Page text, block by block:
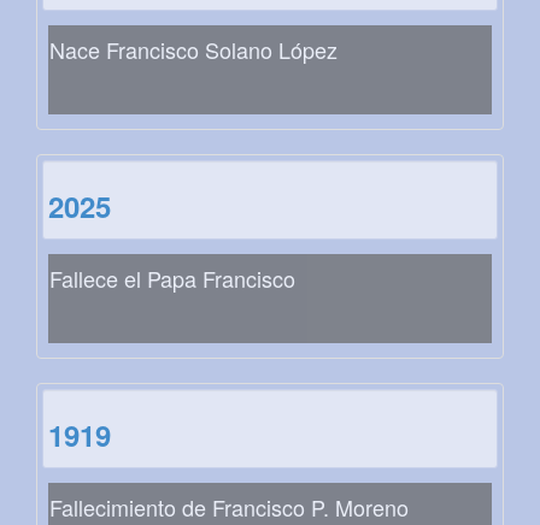
Nace Francisco Solano López
2025
Fallece el Papa Francisco
1919
Fallecimiento de Francisco P. Moreno